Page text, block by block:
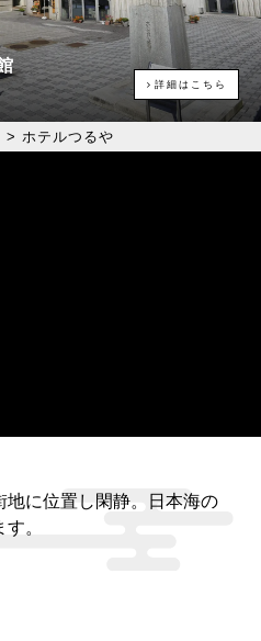
詳細はこちら
> ホテルつるや
地に位置し閑静。日本海の
。